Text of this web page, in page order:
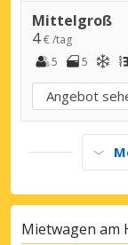
Mittelgroß
4€ /tag
5
5
Angebot
Mietwagen am